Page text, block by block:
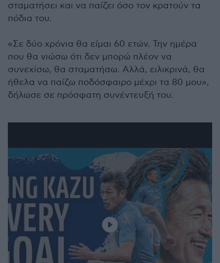
σταματήσει και να παίζει όσο τον κρατούν τα
πόδια του.
«Σε δύο χρόνια θα είμαι 60 ετών. Την ημέρα
που θα νιώσω ότι δεν μπορώ πλέον να
συνεχίσω, θα σταματήσω. Αλλά, ειλικρινά, θα
ήθελα να παίζω ποδόσφαιρο μέχρι τα 80 μου»,
δήλωσε σε πρόσφατη συνέντευξή του.